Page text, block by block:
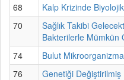
68
Kalp Krizinde
70
Sağlık Takibi
Bakterilerle Mümkün
74
Bulut
76
Genetiği